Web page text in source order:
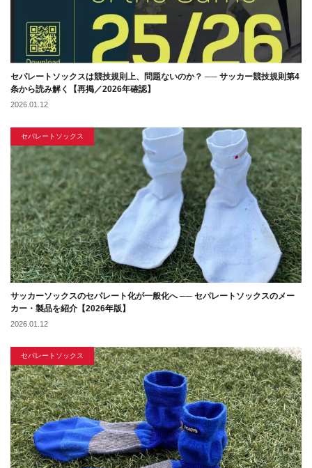
セパレートソックスは競技規則上、問題ないのか？ ── サッカー競技規則第4
条から読み解く【再掲／2026年確認】
2026.01.12
セパレートソックス
サッカーソックスのセパレート化が一般化へ ── セパレートソックスのメー
カー・製品を紹介【2026年版】
2026.01.12
セパレートソックス